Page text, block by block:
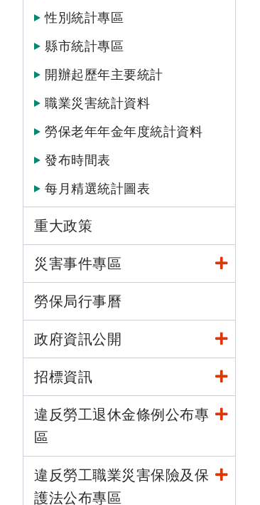
性別統計專區
縣市統計專區
開辦起歷年主要統計
職業災害統計資料
勞保老年年金年度統計資料
發布時間表
每月精選統計圖表
重大政策
災害事件專區
勞保局行事曆
政府資訊公開
招標資訊
違反勞工退休金條例公布專
區
違反勞工職業災害保險及保
護法公布專區